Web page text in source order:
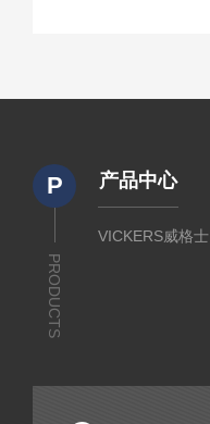
P
PRODUCTS
产品中心
VICKERS威格士